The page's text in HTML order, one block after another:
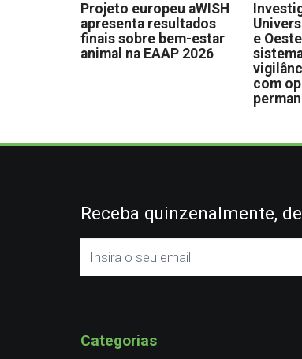
Projeto europeu aWISH
apresenta resultados
finais sobre bem-estar
animal na EAAP 2026
e
com
Receba quinzenalmente,
Categorias